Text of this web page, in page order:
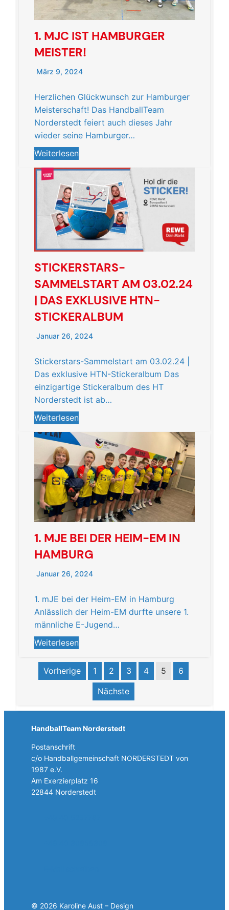
1. MJC IST HAMBURGER
MEISTER!
März 9, 2024
Herzlichen Glückwunsch zur Hamburger
Meisterschaft! Das HandballTeam
Norderstedt feiert auch dieses Jahr
wieder seine Hamburger…
Weiterlesen
STICKERSTARS-
SAMMELSTART AM 03.02.24
| DAS EXKLUSIVE HTN-
STICKERALBUM
Januar 26, 2024
Stickerstars-Sammelstart am 03.02.24 |
Das exklusive HTN-Stickeralbum Das
einzigartige Stickeralbum des HT
Norderstedt ist ab…
Weiterlesen
1. MJE BEI DER HEIM-EM IN
HAMBURG
Januar 26, 2024
1. mJE bei der Heim-EM in Hamburg
Anlässlich der Heim-EM durfte unsere 1.
männliche E-Jugend…
Weiterlesen
Vorherige 1 2 3 4 5
6
Nächste
HandballTeam Norderstedt
Postanschrift
c/o Handballgemeinschaft NORDERSTEDT von
1987 e.V.
Am Exerzierplatz 16
22844 Norderstedt
© 2026 Karoline Aust – Design